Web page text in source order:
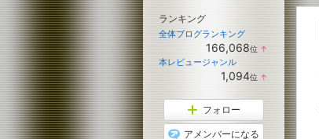
ランキング
全体ブログランキング
166,068位 ↑
本レビュージャンル
1,094位 ↑
フォロー
アメンバーになる